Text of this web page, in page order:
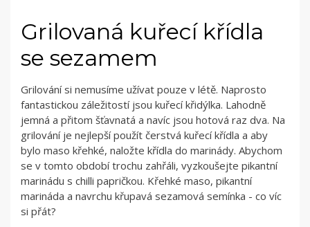
Grilovaná kuřecí křídla
se sezamem
Grilování si nemusíme užívat pouze v létě. Naprosto
fantastickou záležitostí jsou kuřecí křidýlka. Lahodně
jemná a přitom šťavnatá a navíc jsou hotová raz dva. Na
grilování je nejlepší použít čerstvá kuřecí křídla a aby
bylo maso křehké, naložte křídla do marinády. Abychom
se v tomto období trochu zahřáli, vyzkoušejte pikantní
marinádu s chilli papričkou. Křehké maso, pikantní
marináda a navrchu křupavá sezamová semínka - co víc
si přát?